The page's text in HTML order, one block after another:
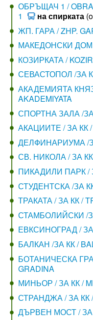
ОБРЪЩАЧ 1 /
1
на спирката
ЖП. ГАРА / ZHP.
МАКЕДОНСКИ ДОМ /
КОЗИРКАТА /
СЕВАСТОПОЛ /ЗА
АКАДЕМИЯТА
AKADEMIYATA
СПОРТНА ЗАЛА /ЗА
АКАЦИИТЕ / ЗА КК /
ДЕЛФИНАРИУМА /
СВ. НИКОЛА / ЗА КК
ПИКАДИЛИ ПАРК /
СТУДЕНТСКА /ЗА
ТРАКАТА / ЗА КК /
СТАМБОЛИЙСКИ /
ЕВКСИНОГРАД / ЗА
БАЛКАН /ЗА КК /
БОТАНИЧЕСКА
GRADINA
МИНЬОР / ЗА КК /
СТРАНДЖА / ЗА КК /
ДЪРВЕН МОСТ / ЗА